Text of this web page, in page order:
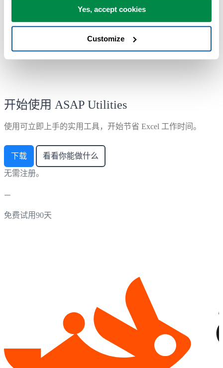
Yes, accept cookies
Customize
已被超过28,500家组织采用。
开始使用 ASAP Utilities
使用可立即上手的实用工具，开始节省 Excel 工作时间。
下载 看看你能做什么
无需注册。
免费试用90天